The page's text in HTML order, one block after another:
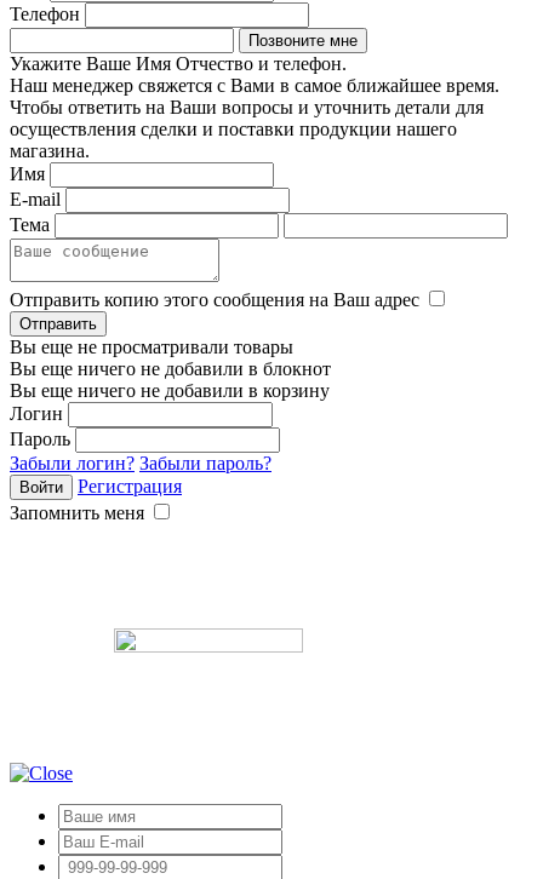
Телефон
Укажите Ваше Имя Отчество и телефон.
Наш менеджер свяжется с Вами в самое ближайшее время.
Чтобы ответить на Ваши вопросы и уточнить детали для
осуществления сделки и поставки продукции нашего
магазина.
Имя
E-mail
Тема
Отправить копию этого сообщения на Ваш адрес
Вы еще не просматривали товары
Вы еще ничего не добавили в блокнот
Вы еще ничего не добавили в корзину
Логин
Пароль
Забыли логин? Забыли пароль?
Регистрация
Запомнить меня